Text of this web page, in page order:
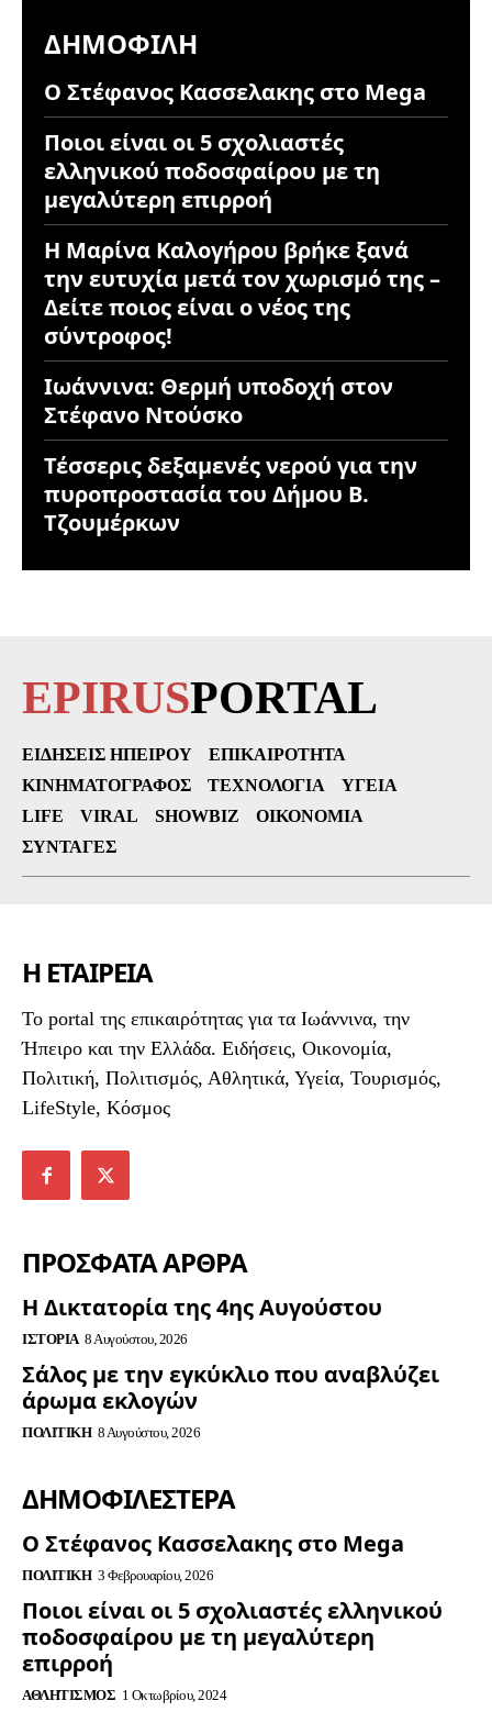
ΔΗΜΟΦΙΛΉ
Ο Στέφανος Κασσελακης στο Mega
Ποιοι είναι οι 5 σχολιαστές
ελληνικού ποδοσφαίρου με τη
μεγαλύτερη επιρροή
Η Μαρίνα Καλογήρου βρήκε ξανά
την ευτυχία μετά τον χωρισμό της –
Δείτε ποιος είναι ο νέος της
σύντροφος!
Ιωάννινα: Θερμή υποδοχή στον
Στέφανο Ντούσκο
Τέσσερις δεξαμενές νερού για την
πυροπροστασία του Δήμου Β.
Τζουμέρκων
EPIRUSPORTAL
ΕΙΔΉΣΕΙΣ ΗΠΕΊΡΟΥ
ΕΠΙΚΑΙΡΌΤΗΤΑ
ΚΙΝΗΜΑΤΟΓΡΆΦΟΣ
ΤΕΧΝΟΛΟΓΊΑ
ΥΓΕΊΑ
LIFE
VIRAL SHOWBIZ
ΟΙΚΟΝΟΜΊΑ
ΣΥΝΤΑΓΈΣ
Η ΕΤΑΙΡΕΙΑ
To portal της επικαιρότητας για τα Ιωάννινα, την
Ήπειρο και την Ελλάδα. Ειδήσεις, Οικονομία,
Πολιτική, Πολιτισμός, Αθλητικά, Υγεία, Τουρισμός,
LifeStyle, Κόσμος
ΠΡΟΣΦΑΤΑ ΑΡΘΡΑ
Η Δικτατορία της 4ης Αυγούστου
ΙΣΤΟΡΊΑ 8 Αυγούστου, 2026
Σάλος με την εγκύκλιο που αναβλύζει
άρωμα εκλογών
ΠΟΛΙΤΙΚΉ 8 Αυγούστου, 2026
ΔΗΜΟΦΙΛΈΣΤΕΡΑ
Ο Στέφανος Κασσελακης στο Mega
ΠΟΛΙΤΙΚΉ 3 Φεβρουαρίου, 2026
Ποιοι είναι οι 5 σχολιαστές ελληνικού
ποδοσφαίρου με τη μεγαλύτερη
επιρροή
ΑΘΛΗΤΙΣΜΌΣ 1 Οκτωβρίου, 2024